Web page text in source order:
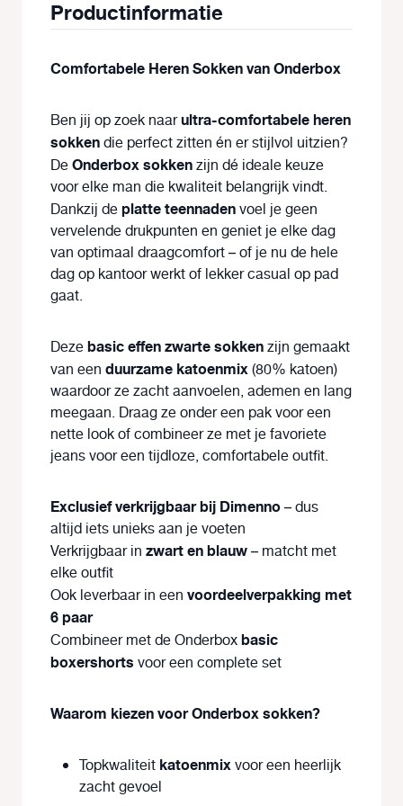
Productinformatie
Comfortabele Heren Sokken van Onderbox
Ben jij op zoek naarultra-comfortabele heren
sokkendie perfect zitten én er stijlvol uitzien?
DeOnderbox sokkenzijn dé ideale keuze
voor elke man die kwaliteit belangrijk vindt.
Dankzij deplatte teennadenvoel je geen
vervelende drukpunten en geniet je elke dag
van optimaal draagcomfort – of je nu de hele
dag op kantoor werkt of lekker casual op pad
gaat.
Dezebasic effen zwarte sokkenzijn gemaakt
van een duurzame katoenmix(80% katoen)
waardoor ze zacht aanvoelen, ademen en lang
meegaan. Draag ze onder een pak voor een
nette look of combineer ze met je favoriete
jeans voor een tijdloze, comfortabele outfit.
Exclusief verkrijgbaar bij Dimenno– dus
altijd iets unieks aan je voeten
Verkrijgbaar in zwart en blauw– matcht met
elke outfit
Ook leverbaar in een voordeelverpakking met
6 paar
Combineer met de Onderboxbasic
boxershorts voor een complete set
Waarom kiezen voor Onderbox sokken?
Topkwaliteit katoenmixvoor een heerlijk
zacht gevoel